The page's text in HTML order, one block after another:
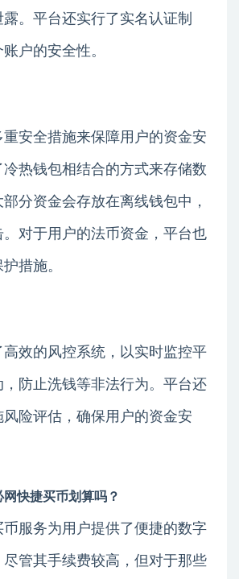
。平台还实行了实名认证制
户的安全性。
重安全措施来保障用户的资金安
热钱包相结合的方式来存储数
分资金会存放在离线钱包中，
。对于用户的法币资金，平台也
措施。
高效的风控系统，以实时监控平
防止洗钱等非法行为。平台还
险评估，确保用户的资金安
快捷买币划算吗？
币服务为用户提供了便捷的数字
管其手续费较高，但对于那些